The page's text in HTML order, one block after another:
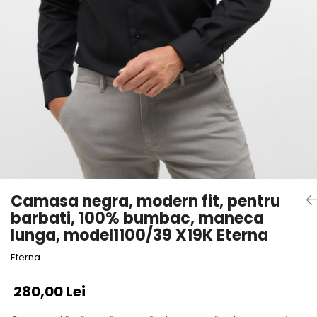
Camasa negra, modern fit, pentru
barbati, 100% bumbac, maneca
lunga, model1100/39 X19K Eterna
Eterna
280,00 Lei